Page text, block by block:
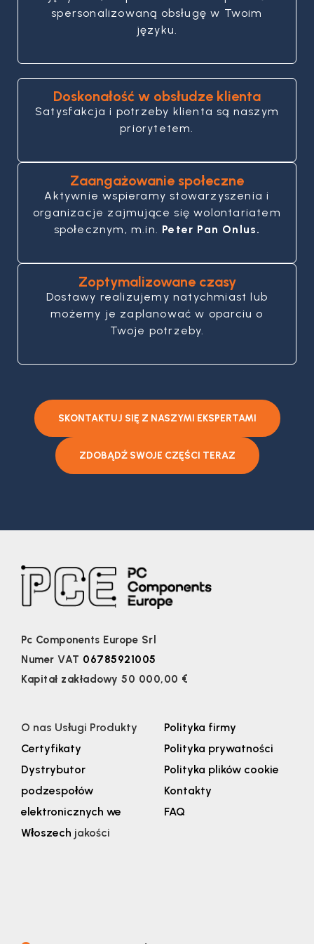
spersonalizowaną obsługę w Twoim
języku.
Doskonałość w obsłudze klienta
Satysfakcja i potrzeby klienta są naszym
priorytetem.
Zaangażowanie społeczne
Aktywnie wspieramy stowarzyszenia i
organizacje zajmujące się wolontariatem
społecznym, m.in. Peter Pan Onlus.
Zoptymalizowane czasy
Dostawy realizujemy natychmiast lub
możemy je zaplanować w oparciu o
Twoje potrzeby.
SKONTAKTUJ SIĘ Z NASZYMI EKSPERTAMI
ZDOBĄDŹ SWOJE CZĘŚCI TERAZ
Pc Components Europe Srl
Numer VAT 06785921005
Kapitał zakładowy 50 000,00 €
O nas Usługi Produkty
Certyfikaty
Dystrybutor
podzespołów
elektronicznych we
Włoszech jakości
Polityka firmy
Polityka prywatności
Polityka plików cookie
Kontakty
FAQ